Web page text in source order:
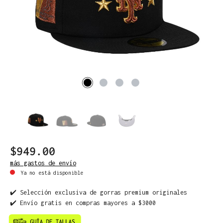
$949.00
más gastos de envío
Ya no está disponible
✔️ Selección exclusiva de gorras premium originales
✔️ Envío gratis en compras mayores a $3000